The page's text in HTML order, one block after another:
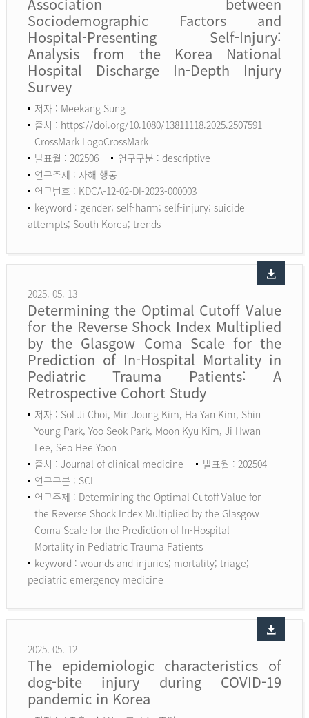
Sociodemographic Factors and
Hospital-Presenting Self-Injury:
Analysis from the Korea National
Hospital Discharge In-Depth Injury
Survey
저자 : Meekang Sung
출처 : https://doi.org/10.1080/13811118.2025.2507591
CrossMark LogoCrossMark
발표월 : 202506
연구구분 : descriptive
연구주제 : 자해 행동
연구번호 : KDCA-12-02-DI-2023-000003
keyword : gender; self-harm; self-injury; suicide
attempts; South Korea; trends
2025. 05. 13
Determining the Optimal Cutoff Value
for the Reverse Shock Index Multiplied
by the Glasgow Coma Scale for the
Prediction of In-Hospital Mortality in
Pediatric Trauma Patients: A
Retrospective Cohort Study
저자 : Sol Ji Choi, Min Joung Kim, Ha Yan Kim, Shin
Young Park, Yoo Seok Park, Moon Kyu Kim, Ji Hwan
Lee, Seo Hee Yoon
출처 : Journal of clinical medicine
발표월 : 202504
연구구분 : SCI
연구주제 : Determining the Optimal Cutoff Value for
the Reverse Shock Index Multiplied by the Glasgow
Coma Scale for the Prediction of In-Hospital
Mortality in Pediatric Trauma Patients
keyword : wounds and injuries; mortality; triage;
pediatric emergency medicine
2025. 05. 12
The epidemiologic characteristics of
dog-bite injury during COVID-19
pandemic in Korea